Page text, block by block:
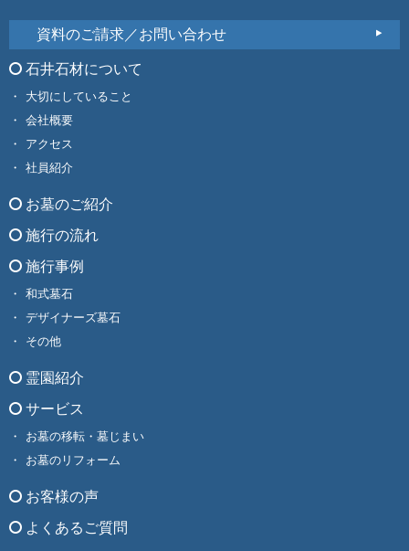
資料のご請求／お問い合わせ
石井石材について
大切にしていること
会社概要
アクセス
社員紹介
お墓のご紹介
施行の流れ
施行事例
和式墓石
デザイナーズ墓石
その他
霊園紹介
サービス
お墓の移転・墓じまい
お墓のリフォーム
お客様の声
よくあるご質問